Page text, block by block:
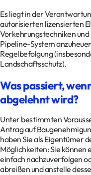
Es liegt in der
autorisierten lizensierten
Vorkehrungstechniken und
Pipeline-System
Regelbefolgung
Landschaftsschutz).
Was passiert,
abgelehnt wird?
Unter bestimmten
Antrag auf
haben Sie als Eigentümer
Möglichkeiten: Sie können
einfach nachzuverfolgen
abreißen und anstelle